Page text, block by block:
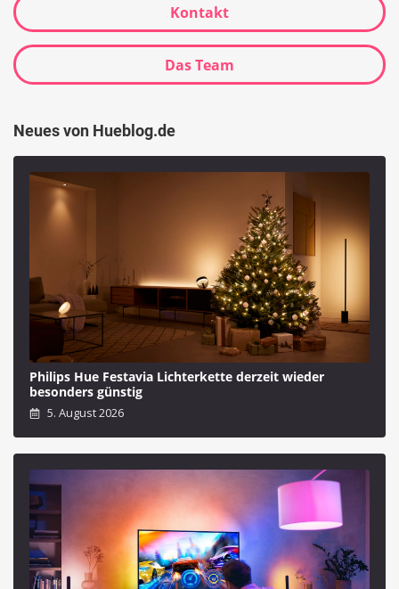
Kontakt
Das Team
Neues von Hueblog.de
Philips Hue Festavia Lichterkette derzeit wieder
besonders günstig
5. August 2026